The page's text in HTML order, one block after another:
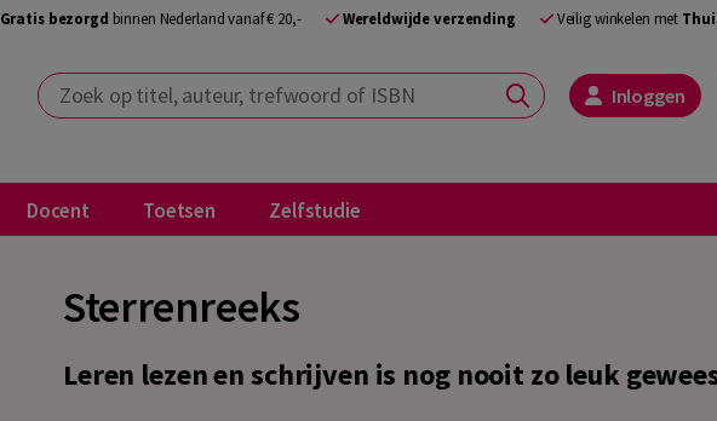
Gratis bezorgd binnen Nederland vanaf € 20,- Wereldwijde verzending Veilig winkelen met
Zoek op titel, auteur, trefwoord of ISBN Inloggen
Docent Toetsen Zelfstudie
Sterrenreeks
Leren lezen en schrijven is nog nooit zo leuk